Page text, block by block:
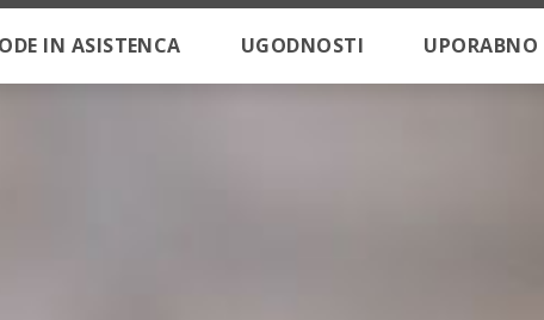
IN ASISTENCA UGODNOSTI UPORABNO